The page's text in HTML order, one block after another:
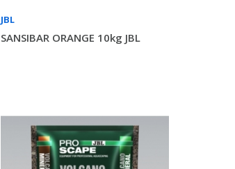
JBL
SANSIBAR ORANGE 10kg JBL